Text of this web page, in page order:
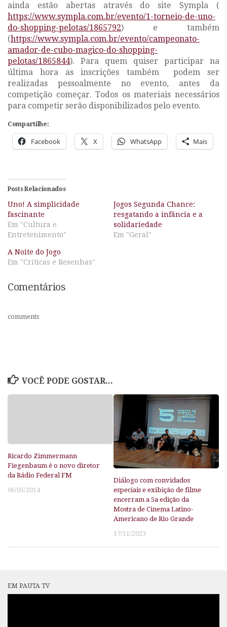
ainda estão abertas através do site Sympla (
https://www.sympla.com.br/evento/1-torneio-de-uno-
do-shopping-pelotas/1865792) e também
(https://www.sympla.com.br/evento/campeonato-
amador-de-cubo-magico-do-shopping-
pelotas/1865844). Para quem quiser participar na
última hora as inscrições também podem ser
realizadas pessoalmente no evento, antes da
competição começar. Todos os materiais necessários
para competir serão disponibilizados pelo evento.
Compartilhe:
Facebook X WhatsApp Mais
Posts Relacionados
Uno! A simplicidade
fascinante
Em "Cultura e
Entretenimento"
Jogos Segunda Chance:
resgatando a infância e a
solidariedade
Em "Geral"
A Noite do Jogo
Em "Críticas e Resenhas"
Comentários
comments
VOCÊ PODE GOSTAR...
Ricardo Zimmermann
Fiegenbaum é o novo diretor
da Rádio Federal FM
06/05/2014
Diálogo com convidados
especiais e exibição de filme
encerram a 5a edição da
Mostra de Cinema Latino-
Americano de Rio Grande
17/11/2023
EM PAUTA TV